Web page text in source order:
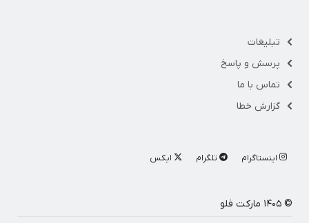
تبلیغات
پرسش و پاسخ
تماس با ما
گزارش خطا
اینستاگرام تلگرام ایکس
© ۱۴۰۵ مارکت فلو